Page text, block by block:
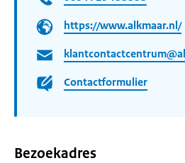
https://www.alkmaar.nl/
Contactformulier
Bezoekadres